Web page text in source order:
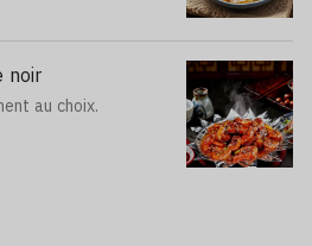
noir
au choix.